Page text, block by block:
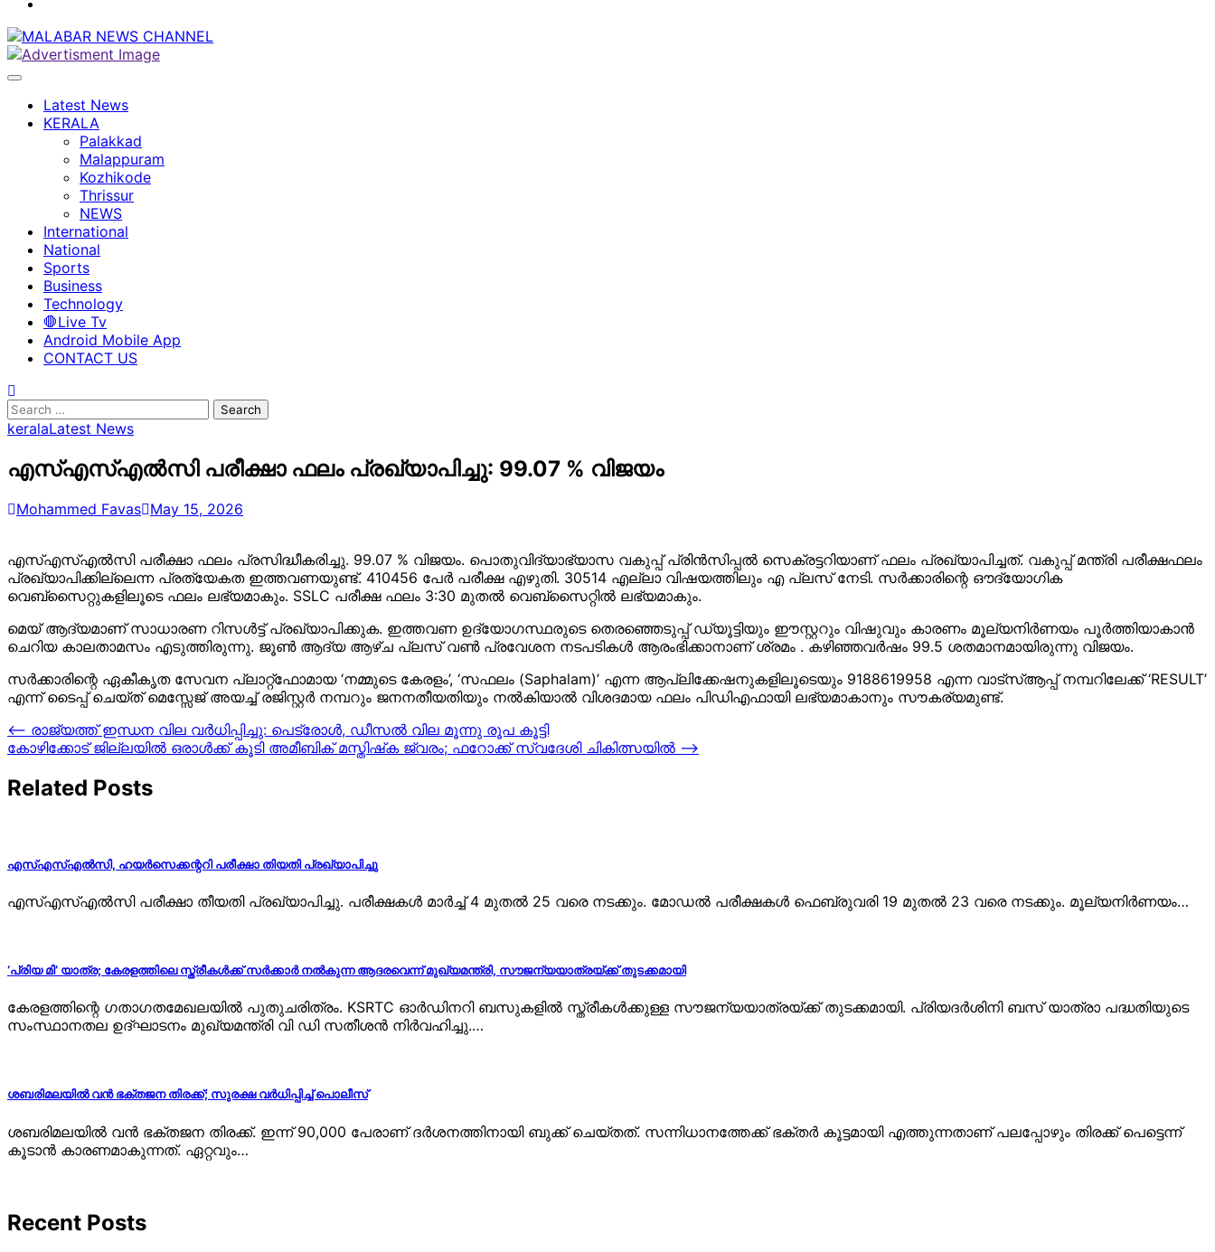
Latest News
KERALA
Palakkad
Malappuram
Kozhikode
Thrissur
NEWS
International
National
Sports
Business
Technology
🛑Live Tv
Android Mobile App
CONTACT US
Search
for:
keralaLatest News
എസ്എസ്എൽസി പരീക്ഷാ ഫലം പ്രഖ്യാപിച്ചു: 99.07 % വിജയം
Mohammed Favas May 15, 2026
എസ്എസ്എൽസി പരീക്ഷാ ഫലം പ്രസിദ്ധീകരിച്ചു. 99.07 % വിജയം. പൊതുവിദ്യാഭ്യാസ വകുപ്പ് പ്രിൻസിപ്പൽ സെക്രട്ടറിയാണ് ഫലം പ്രഖ്യാപിച്ചത്. വകുപ്പ് മന്ത്രി പരീക്ഷഫലം
പ്രഖ്യാപിക്കില്ലെന്ന പ്രത്യേകത ഇത്തവണയുണ്ട്. 410456 പേർ പരീക്ഷ എഴുതി. 30514 എല്ലാ വിഷയത്തിലും എ പ്ലസ് നേടി. സർക്കാരിന്റെ ഔദ്യോഗിക
വെബ്സൈറ്റുകളിലൂടെ ഫലം ലഭ്യമാകും. SSLC പരീക്ഷ ഫലം 3:30 മുതൽ വെബ്സൈറ്റിൽ ലഭ്യമാകും.
മെയ് ആദ്യമാണ് സാധാരണ റിസൾട്ട് പ്രഖ്യാപിക്കുക. ഇത്തവണ ഉദ്യോഗസ്ഥരുടെ തെരഞ്ഞെടുപ്പ് ഡ്യൂട്ടിയും ഈസ്റ്ററും വിഷുവും കാരണം മൂല്യനിർണയം പൂർത്തിയാകാൻ
ചെറിയ കാലതാമസം എടുത്തിരുന്നു. ജൂൺ ആദ്യ ആഴ്ച പ്ലസ് വൺ പ്രവേശന നടപടികൾ ആരംഭിക്കാനാണ് ശ്രമം . കഴിഞ്ഞവർഷം 99.5 ശതമാനമായിരുന്നു വിജയം.
സർക്കാരിന്റെ ഏകീകൃത സേവന പ്ലാറ്റ്ഫോമായ ‘നമ്മുടെ കേരളം’, ‘സഫലം (Saphalam)’ എന്ന ആപ്ലിക്കേഷനുകളിലൂടെയും 9188619958 എന്ന വാട്‌സ്ആപ്പ് നമ്പറിലേക്ക് ‘RESULT’
എന്ന് ടൈപ്പ് ചെയ്ത് മെസ്സേജ് അയച്ച് രജിസ്റ്റർ നമ്പറും ജനനതീയതിയും നൽകിയാൽ വിശദമായ ഫലം പിഡിഎഫായി ലഭ്യമാകാനും സൗകര്യമുണ്ട്.
Post
navigation
⟵ രാജ്യത്ത് ഇന്ധന വില വർധിപ്പിച്ചു: പെട്രോൾ, ഡീസൽ വില മൂന്നു രൂപ കൂട്ടി
കോഴിക്കോട് ജില്ലയില്‍ ഒരാള്‍ക്ക് കൂടി അമീബിക് മസ്തിഷ്‌ക ജ്വരം; ഫറോക്ക് സ്വദേശി ചികിത്സയില്‍ ⟶
Related Posts
എസ്എസ്എൽസി, ഹയർസെക്കന്ററി പരീക്ഷാ തിയതി പ്രഖ്യാപിച്ചു
എസ്എസ്എൽസി പരീക്ഷാ തീയതി പ്രഖ്യാപിച്ചു. പരീക്ഷകൾ മാർച്ച് 4 മുതൽ 25 വരെ നടക്കും. മോഡൽ പരീക്ഷകൾ ഫെബ്രുവരി 19 മുതൽ 23 വരെ നടക്കും. മൂല്യനിർണയം…
‘പ്രിയ മി’ യാത്ര; കേരളത്തിലെ സ്ത്രീകൾക്ക് സർക്കാർ നൽകുന്ന ആദരവെന്ന് മുഖ്യമന്ത്രി, സൗജന്യയാത്രയ്ക്ക് തുടക്കമായി
കേരളത്തിന്റെ ഗതാഗതമേഖലയിൽ പുതുചരിത്രം. KSRTC ഓർഡിനറി ബസുകളിൽ സ്ത്രീകൾക്കുള്ള സൗജന്യയാത്രയ്ക്ക് തുടക്കമായി. പ്രിയദർശിനി ബസ് യാത്രാ പദ്ധതിയുടെ
സംസ്ഥാനതല ഉദ്ഘാടനം മുഖ്യമന്ത്രി വി ഡി സതീശൻ നിർവഹിച്ചു.…
ശബരിമലയിൽ വൻ ഭക്തജന തിരക്ക്; സുരക്ഷ വർധിപ്പിച്ച് പൊലീസ്
ശബരിമലയിൽ വൻ ഭക്തജന തിരക്ക്. ഇന്ന് 90,000 പേരാണ് ദർശനത്തിനായി ബുക്ക് ചെയ്‌തത്‌. സന്നിധാനത്തേക്ക് ഭക്തർ കൂട്ടമായി എത്തുന്നതാണ് പലപ്പോഴും തിരക്ക് പെട്ടെന്ന്
കൂടാൻ കാരണമാകുന്നത്. ഏറ്റവും…
Recent Posts